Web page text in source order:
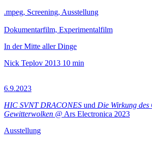
.mpeg, Screening, Ausstellung
Dokumentarfilm, Experimentalfilm
In der Mitte aller Dinge
Nick Teplov 2013 10 min
6.9.2023
HIC SVNT DRACONES und Die Wirkung des
Gewitterwolken @ Ars Electronica 2023
Ausstellung